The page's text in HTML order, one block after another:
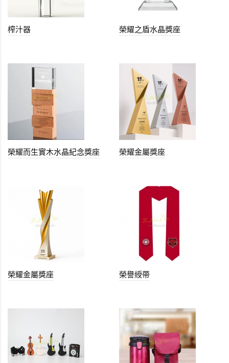
榨汁器 榮耀之盾水晶獎座
榮耀而生實木水晶紀念獎座 榮耀金屬獎座
榮耀金屬獎座 榮譽綬帶